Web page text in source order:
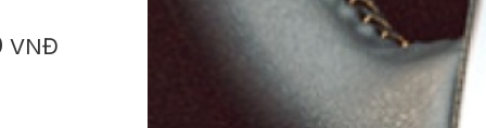
VNĐ